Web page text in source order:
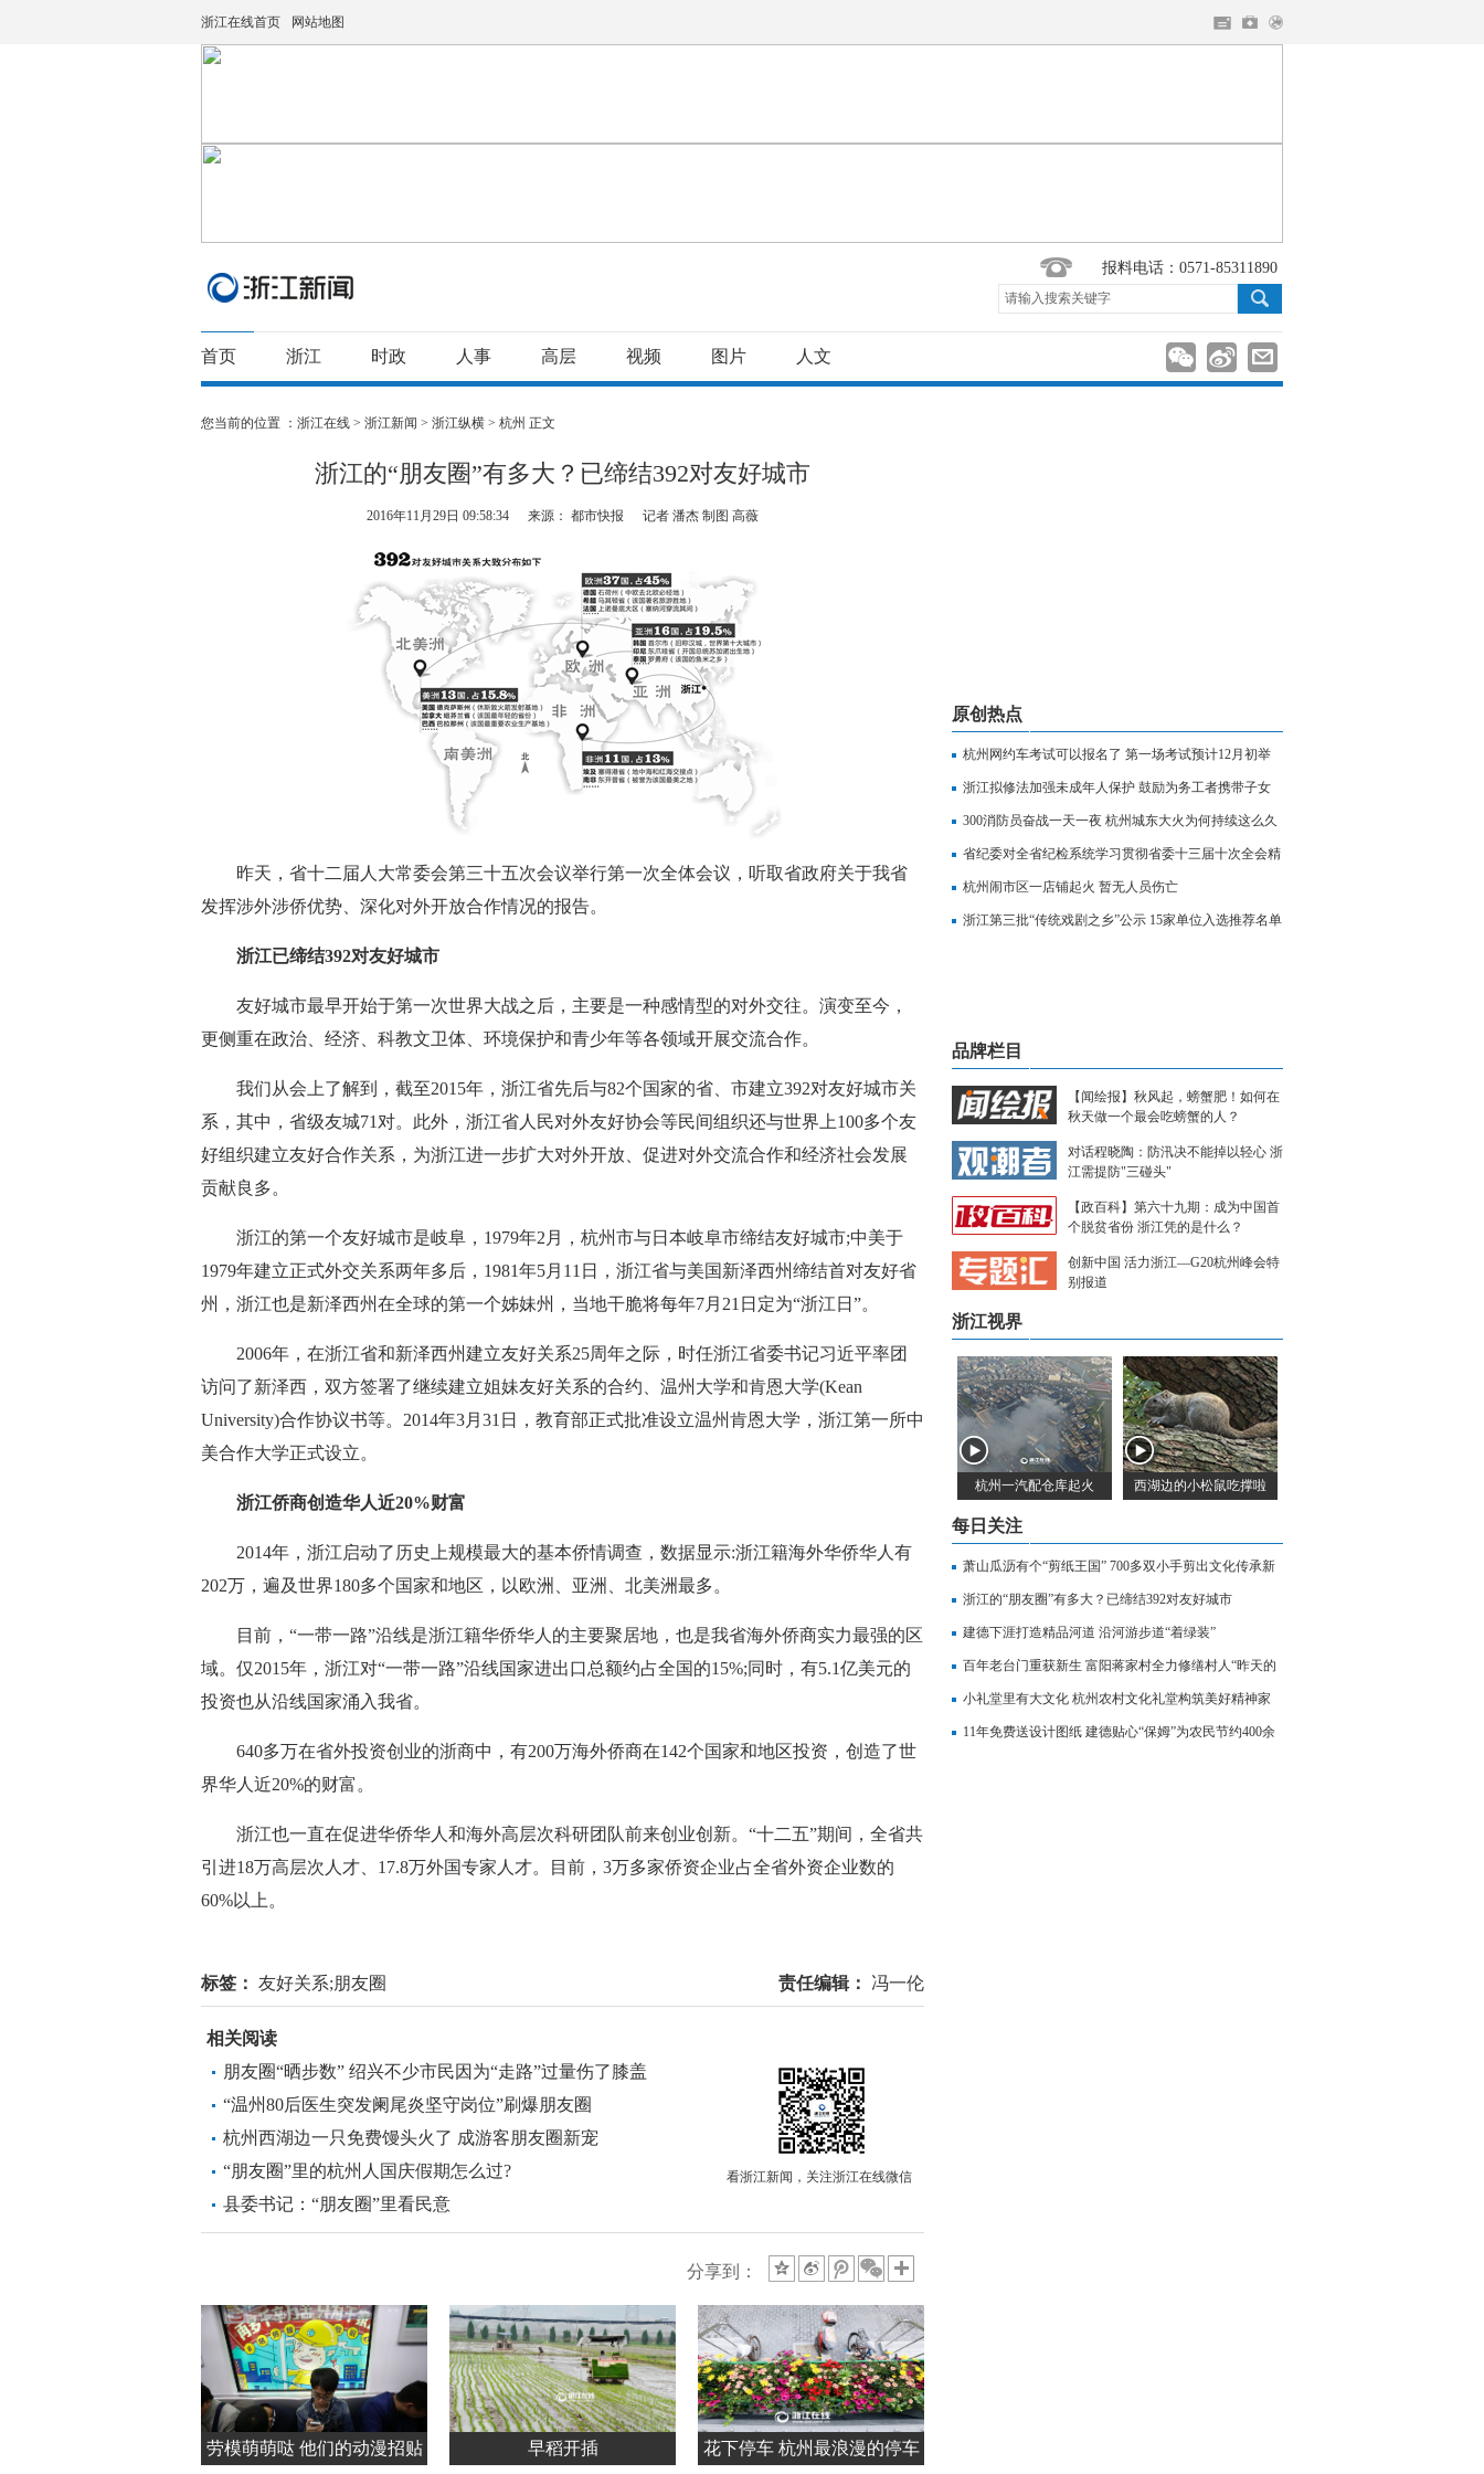
浙江在线首页 网站地图
报料电话：0571-85311890
请输入搜索关键字
首页 浙江 时政 人事 高层 视频 图片 人文
您当前的位置 ： 浙江在线 > 浙江新闻 > 浙江纵横 > 杭州 正文
浙江的“朋友圈”有多大？已缔结392对友好城市
2016年11月29日 09:58:34 来源： 都市快报 记者 潘杰 制图 高薇
昨天，省十二届人大常委会第三十五次会议举行第一次全体会议，听取省政府关于我省
发挥涉外涉侨优势、深化对外开放合作情况的报告。
浙江已缔结392对友好城市
友好城市最早开始于第一次世界大战之后，主要是一种感情型的对外交往。演变至今，
更侧重在政治、经济、科教文卫体、环境保护和青少年等各领域开展交流合作。
我们从会上了解到，截至2015年，浙江省先后与82个国家的省、市建立392对友好城市关
系，其中，省级友城71对。此外，浙江省人民对外友好协会等民间组织还与世界上100多个友
好组织建立友好合作关系，为浙江进一步扩大对外开放、促进对外交流合作和经济社会发展
贡献良多。
浙江的第一个友好城市是岐阜，1979年2月，杭州市与日本岐阜市缔结友好城市;中美于
1979年建立正式外交关系两年多后，1981年5月11日，浙江省与美国新泽西州缔结首对友好省
州，浙江也是新泽西州在全球的第一个姊妹州，当地干脆将每年7月21日定为“浙江日”。
2006年，在浙江省和新泽西州建立友好关系25周年之际，时任浙江省委书记习近平率团
访问了新泽西，双方签署了继续建立姐妹友好关系的合约、温州大学和肯恩大学(Kean
University)合作协议书等。2014年3月31日，教育部正式批准设立温州肯恩大学，浙江第一所中
美合作大学正式设立。
浙江侨商创造华人近20%财富
2014年，浙江启动了历史上规模最大的基本侨情调查，数据显示:浙江籍海外华侨华人有
202万，遍及世界180多个国家和地区，以欧洲、亚洲、北美洲最多。
目前，“一带一路”沿线是浙江籍华侨华人的主要聚居地，也是我省海外侨商实力最强的区
域。仅2015年，浙江对“一带一路”沿线国家进出口总额约占全国的15%;同时，有5.1亿美元的
投资也从沿线国家涌入我省。
640多万在省外投资创业的浙商中，有200万海外侨商在142个国家和地区投资，创造了世
界华人近20%的财富。
浙江也一直在促进华侨华人和海外高层次科研团队前来创业创新。“十二五”期间，全省共
引进18万高层次人才、17.8万外国专家人才。目前，3万多家侨资企业占全省外资企业数的
60%以上。
标签： 友好关系;朋友圈 责任编辑： 冯一伦
看浙江新闻，关注浙江在线微信
相关阅读
朋友圈“晒步数” 绍兴不少市民因为“走路”过量伤了膝盖
“温州80后医生突发阑尾炎坚守岗位”刷爆朋友圈
杭州西湖边一只免费馒头火了 成游客朋友圈新宠
“朋友圈”里的杭州人国庆假期怎么过?
县委书记：“朋友圈”里看民意
分享到：
劳模萌萌哒 他们的动漫招贴
早稻开插
花下停车 杭州最浪漫的停车
原创热点
杭州网约车考试可以报名了 第一场考试预计12月初举
行
浙江拟修法加强未成年人保护 鼓励为务工者携带子女
创造条件
300消防员奋战一天一夜 杭州城东大火为何持续这么久
省纪委对全省纪检系统学习贯彻省委十三届十次全会精
神作出部署
杭州闹市区一店铺起火 暂无人员伤亡
浙江第三批“传统戏剧之乡”公示 15家单位入选推荐名单
品牌栏目
【闻绘报】秋风起，螃蟹肥！如何在
秋天做一个最会吃螃蟹的人？
对话程晓陶：防汛决不能掉以轻心 浙
江需提防"三碰头"
【政百科】第六十九期：成为中国首
个脱贫省份 浙江凭的是什么？
创新中国 活力浙江—G20杭州峰会特
别报道
浙江视界
杭州一汽配仓库起火 西湖边的小松鼠吃撑啦
每日关注
萧山瓜沥有个“剪纸王国” 700多双小手剪出文化传承新
天地
浙江的“朋友圈”有多大？已缔结392对友好城市
建德下涯打造精品河道 沿河游步道“着绿装”
百年老台门重获新生 富阳蒋家村全力修缮村人“昨天的
家”
小礼堂里有大文化 杭州农村文化礼堂构筑美好精神家
园
11年免费送设计图纸 建德贴心“保姆”为农民节约400余